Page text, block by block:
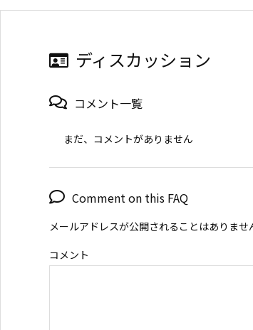
ディスカッション
コメント一覧
まだ、コメントがありません
Comment on this FAQ
メールアドレスが公開されることはありませ
コメント